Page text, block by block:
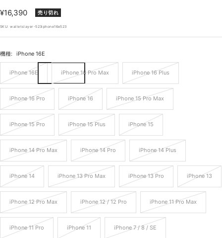
セ
ー
ル
価
格
¥16,390 売り切れ
SKU:walletslayer-523iphone16e523
機種: iPhone 16E
iPhone 16E iPhone 16 Pro Max iPhone 16 Plus
iPhone 16 Pro iPhone 16 iPhone 15 Pro Max
iPhone 15 Pro iPhone 15 Plus iPhone 15
iPhone 14 Pro Max iPhone 14 Pro iPhone 14 Plus
iPhone 14 iPhone 13 Pro Max iPhone 13 Pro iPhone 13
iPhone 12 Pro Max iPhone 12 / 12 Pro iPhone 11 Pro Max
iPhone 11 Pro iPhone 11 iPhone 7 / 8 / SE